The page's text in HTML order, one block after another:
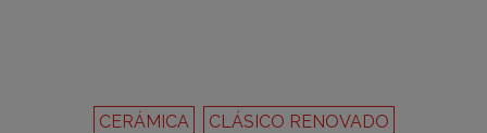
CERÁMICA
CLÁSICO RENOVADO